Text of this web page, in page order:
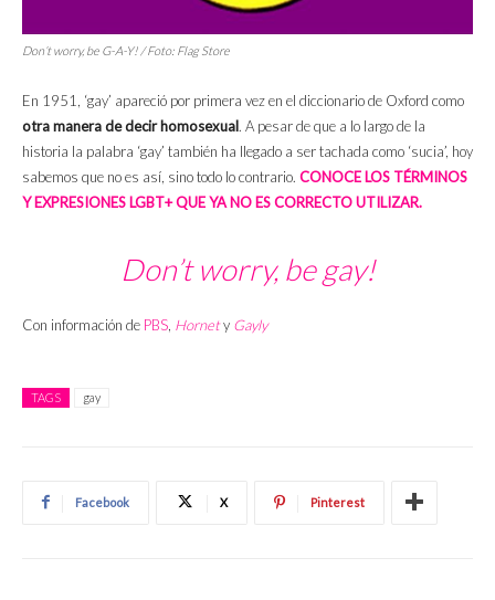
Don’t worry, be G-A-Y! / Foto: Flag Store
En 1951, ‘gay’ apareció por primera vez en el diccionario de Oxford como
otra manera de decir homosexual. A pesar de que a lo largo de la
historia la palabra ‘gay’ también ha llegado a ser tachada como ‘sucia’, hoy
sabemos que no es así, sino todo lo contrario. CONOCE LOS TÉRMINOS
Y EXPRESIONES LGBT+ QUE YA NO ES CORRECTO UTILIZAR.
Don’t worry, be gay!
Con información de PBS Hornety Gayly
TAGS gay
Facebook X Pinterest